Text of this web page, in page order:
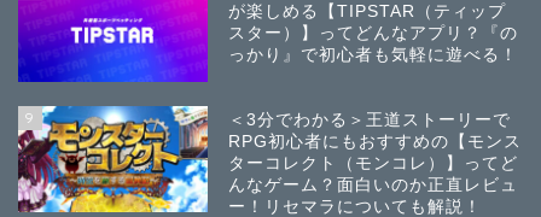
が楽しめる【TIPSTAR（ティップ
スター）】ってどんなアプリ？『の
っかり』で初心者も気軽に遊べる！
9
＜3分でわかる＞王道ストーリーで
RPG初心者にもおすすめの【モンス
ターコレクト（モンコレ）】ってど
んなゲーム？面白いのか正直レビュ
ー！リセマラについても解説！